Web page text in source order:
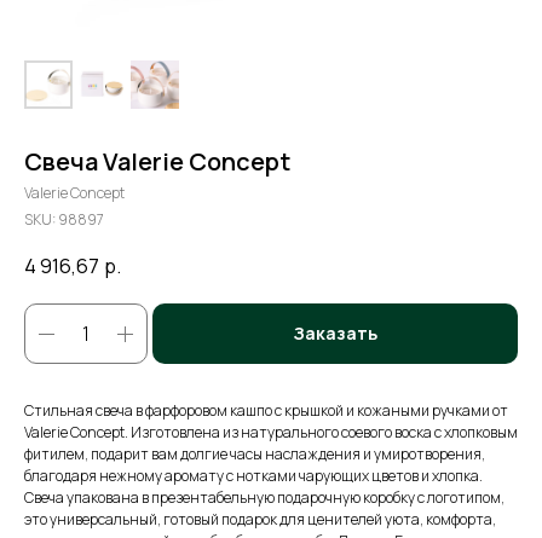
Свеча Valerie Concept
Valerie Concept
SKU: 98897
4 916,67 р.
Заказать
Стильная свеча в фарфоровом кашпо с крышкой и кожаными ручками от
Valerie Concept. Изготовлена из натурального соевого воска с хлопковым
фитилем, подарит вам долгие часы наслаждения и умиротворения,
благодаря нежному аромату с нотками чарующих цветов и хлопка.
Свеча упакована в презентабельную подарочную коробку с логотипом,
это универсальный, готовый подарок для ценителей уюта, комфорта,